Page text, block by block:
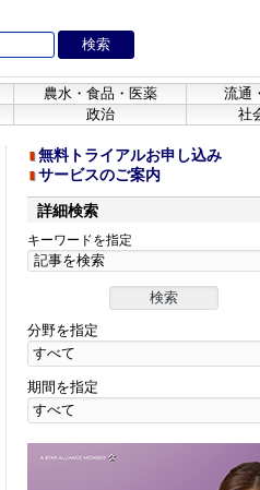
農水・食品・医薬
流通
政治 社
無料トライアルお申し込み
サービスのご案内
詳細検索
キーワードを指定
分野を指定
期間を指定